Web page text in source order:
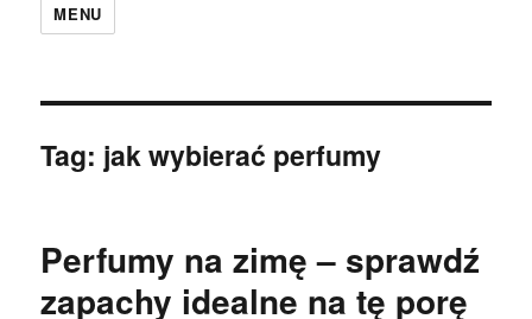
MENU
Tag: jak wybierać perfumy
Perfumy na zimę – sprawdź
zapachy idealne na tę porę